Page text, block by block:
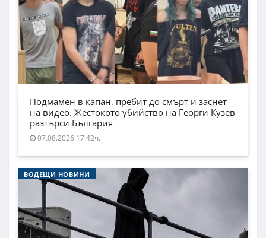
Подмамен в капан, пребит до смърт и заснет
на видео. Жестокото убийство на Георги Кузев
разтърси България
07.08.2026 17:42ч.
ВОДЕЩИ НОВИНИ